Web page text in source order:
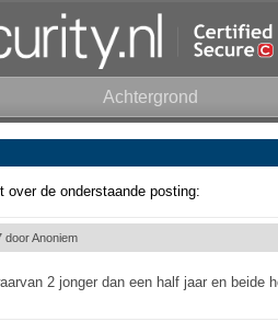
Achtergrond
over de onderstaande posting:
doorAnoniem
2 jonger dan een half jaar en beide